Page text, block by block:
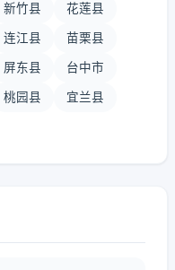
新竹县 花莲县
连江县 苗栗县
屏东县 台中市
桃园县 宜兰县